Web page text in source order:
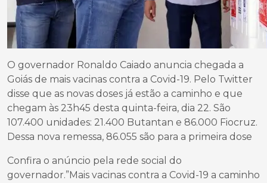
O governador Ronaldo Caiado anuncia chegada a
Goiás de mais vacinas contra a Covid-19. Pelo Twitter
disse que as novas doses já estão a caminho e que
chegam às 23h45 desta quinta-feira, dia 22. São
107.400 unidades: 21.400 Butantan e 86.000 Fiocruz.
Dessa nova remessa, 86.055 são para a primeira dose
Confira o anúncio pela rede social do
governador.”Mais vacinas contra a Covid-19 a caminho